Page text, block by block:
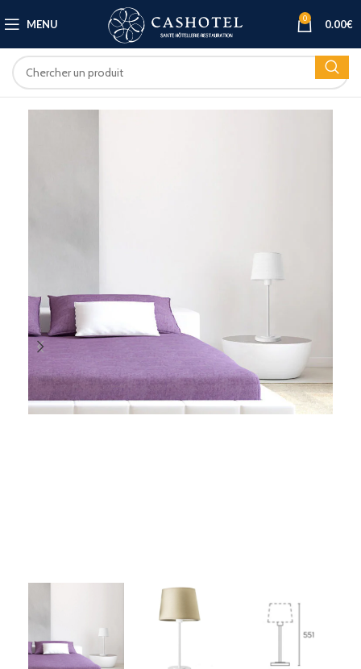
MENU 0 0.00€